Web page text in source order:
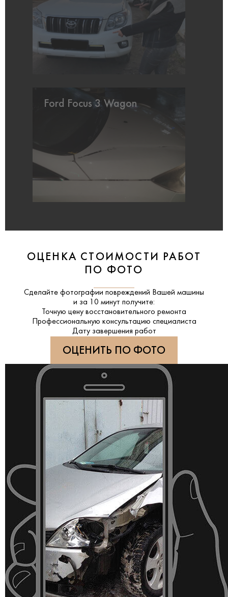
Ford Focus 3 Wagon
ОЦЕНКА СТОИМОСТИ РАБОТ
ПО ФОТО
Сделайте фотографии повреждений Вашей машины
и за 10 минут получите:
Точную цену восстановительного ремонта
Профессиональную консультацию специалиста
Дату завершения работ
ОЦЕНИТЬ ПО ФОТО